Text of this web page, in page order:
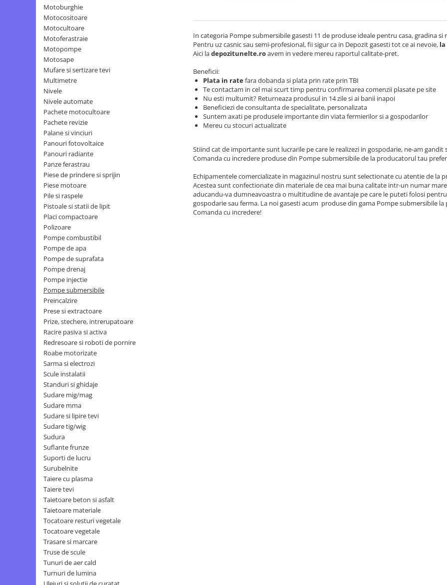
Motoburghie
Motocositoare
Motocultoare
Motoferastraie
Motopompe
Motosape
Mufare si sertizare tevi
Multimetre
Nivele
Nivele automate
Pachete motocultoare
Pachete revizie
Palane si vinciuri
Panouri fotovoltaice
Panouri radiante
Panze ferastrau
Piese de prindere si sprijin
Piese motoare
Pile si raspele
Pistoale si statii de lipit
Placi compactoare
Polizoare
Pompe combustibil
Pompe de apa
Pompe de suprafata
Pompe drenaj
Pompe injectie
Pompe submersibile
Preincalzire
Prese si extractoare
Prize, stechere, intrerupatoare
Racire pasiva si activa
Redresoare si roboti de pornire
Roabe motorizate
Sarma si electrozi
Scule instalatii
Standuri si ghidaje
Sudare mig/mag
Sudare mma
Sudare si lipire tevi
Sudare tig/wig
Sudura
Suflante frunze
Suporti de lucru
Surubelnite
Taiere cu plasma
Taiere tevi
Taietoare beton si asfalt
Taietoare materiale
Tocatoare resturi vegetale
Tocatoare vegetale
Trasare si marcare
Truse de scule
Tunuri de aer cald
Turnuri de lumina
In categoria Pompe submersibile gasesti 11 de produse ideale pentru casa, gradina si
Pentru uz casnic sau semi-profesional, fii sigur ca in Depozit gasesti tot ce ai nevoie,
Aici ladepozitunelte.roavem in vedere mereu raportul calitate-pret.
Beneficii:
Plata in ratefara dobanda si plata prin rate prin TBI
Te contactam in cel mai scurt timp pentru confirmarea comenzii plasate pe site
Nu esti multumit? Returneaza produsul in 14 zile si ai banii inapoi
Beneficiezi de consultanta de specialitate, personalizata
Suntem axati pe produsele importante din viata fermierilor si a gospodarilor
Mereu cu stocuri actualizate
Stiind cat de importante sunt lucrarile pe care le realizezi in gospodarie, ne-am
Comanda cu incredere produse din Pompe submersibile de la producatorul tau
Echipamentele comercializate in magazinul nostru sunt selectionate cu atentie de
Acestea sunt confectionate din materiale de cea mai buna calitate intr-un numar
aducandu-va dumneavoastra o multitudine de avantaje pe care le puteti folosi
gospodarie sau ferma. La noi gasesti acum produse din gama Pompe submersibile
Comanda cu incredere!